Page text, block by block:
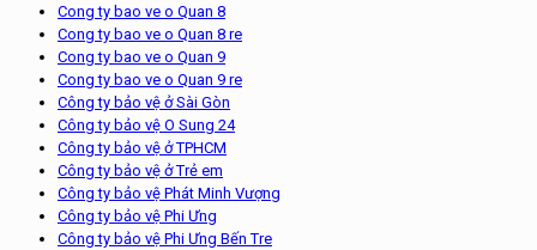
Cong ty bao ve o Quan 8
Cong ty bao ve o Quan 8 re
Cong ty bao ve o Quan 9
Cong ty bao ve o Quan 9 re
Công ty bảo vệ ở Sài Gòn
Công ty bảo vệ O Sung 24
Công ty bảo vệ ở TPHCM
Công ty bảo vệ ở Trẻ em
Công ty bảo vệ Phát Minh Vượng
Công ty bảo vệ Phi Ưng
Công ty bảo vệ Phi Ưng Bến Tre